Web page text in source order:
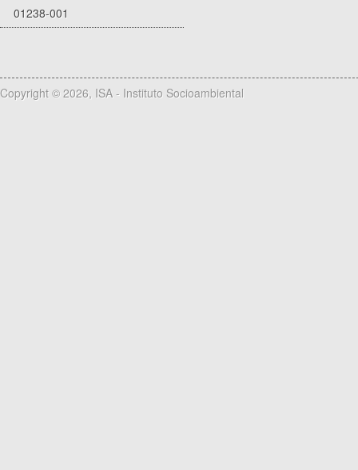
01238-001
Copyright © 2026, ISA - Instituto Socioambiental